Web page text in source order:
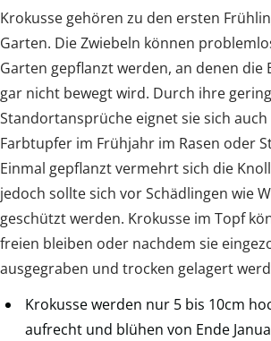
Krokusse gehören zu den ersten
Garten. Die Zwiebeln können
Garten gepflanzt werden, an denen die
gar nicht bewegt wird. Durch ihre
Standortansprüche eignet sie sich
Farbtupfer im Frühjahr im Rasen oder
Einmal gepflanzt vermehrt sich die
jedoch sollte sich vor Schädlingen wie
geschützt werden. Krokusse im Topf
freien bleiben oder nachdem sie
ausgegraben und trocken gelagert
Krokusse werden nur 5 bis 10cm
aufrecht und blühen von Ende